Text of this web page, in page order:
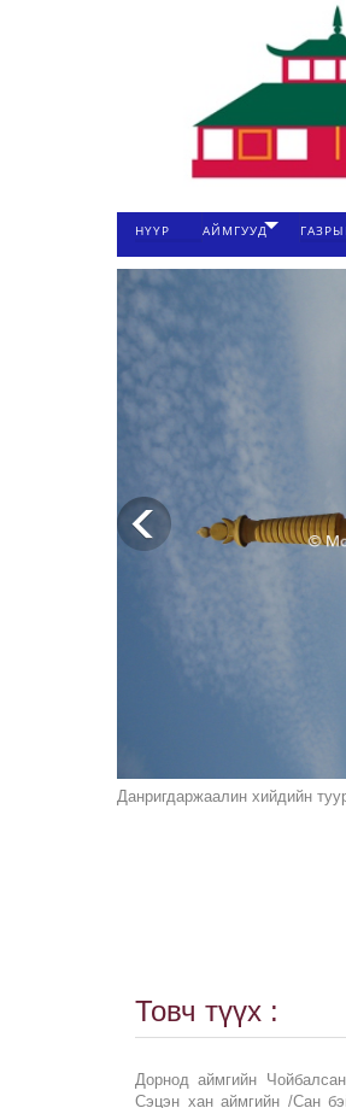
НҮҮР АЙМГУУД
Данригдаржаалин хийдийн
Товч түүх :
Дорнод аймгийн
Сэцэн хан аймгийн /Сан